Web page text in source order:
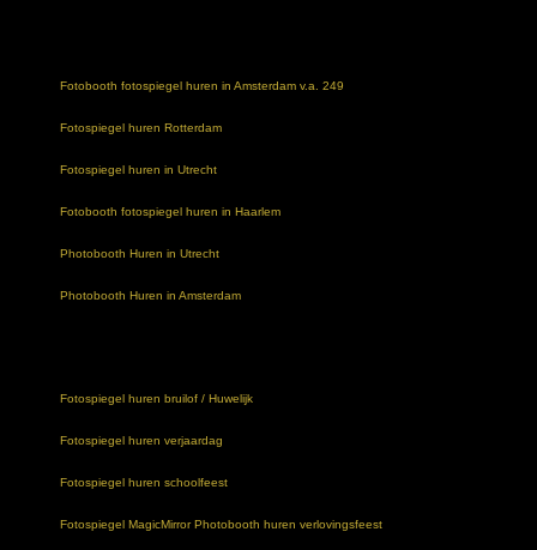
Fotobooth fotospiegel huren in Amsterdam v.a. 249
Fotospiegel huren Rotterdam
Fotospiegel huren in Utrecht
Fotobooth fotospiegel huren in Haarlem
Photobooth Huren in Utrecht
Photobooth Huren in Amsterdam
Fotospiegel huren bruilof / Huwelijk
Fotospiegel huren verjaardag
Fotospiegel huren schoolfeest
Fotospiegel MagicMirror Photobooth huren verlovingsfeest